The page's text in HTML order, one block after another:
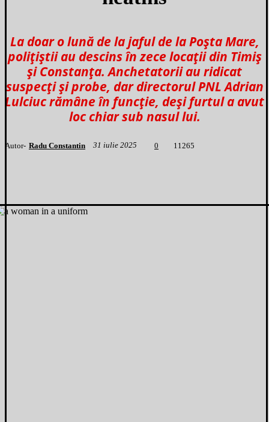
La doar o lună de la jaful de la Poșta Mare,
polițiștii au descins în zece locații din Timiș
și Constanța. Anchetatorii au ridicat
suspecți și probe, dar directorul PNL Adrian
Lulciuc rămâne în funcție, deși furtul a avut
loc chiar sub nasul lui.
Autor- Radu Constantin 31 iulie 2025 0 1 1265